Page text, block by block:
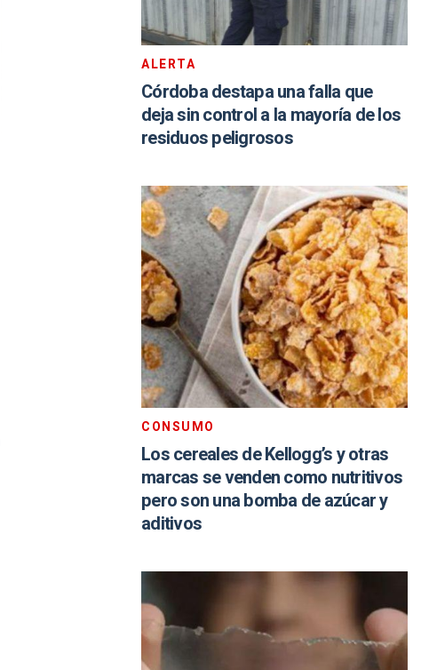
ALERTA
Córdoba destapa una falla que
deja sin control a la mayoría de los
residuos peligrosos
CONSUMO
Los cereales de Kellogg’s y otras
marcas se venden como nutritivos
pero son una bomba de azúcar y
aditivos